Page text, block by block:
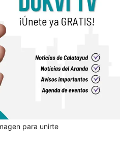
para unirte